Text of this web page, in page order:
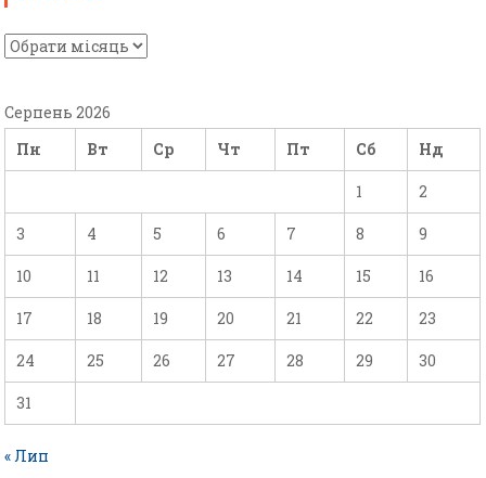
Серпень 2026
Пн
Вт Ср Чт Пт Сб Нд
1 2
3 4 5 6 7 8 9
10 11 12 13 14 15 16
17 18 19 20 21 22 23
24 25 26 27 28 29 30
31
« Лип